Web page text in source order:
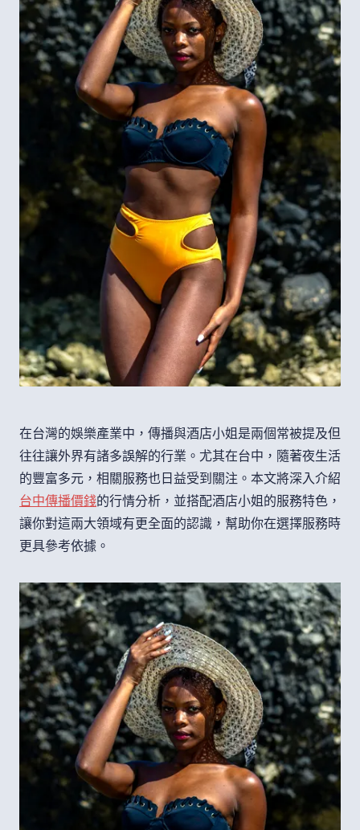
在台灣的娛樂產業中，傳播與酒店小姐是兩個常被提及但
往往讓外界有諸多誤解的行業。尤其在台中，隨著夜生活
的豐富多元，相關服務也日益受到關注。本文將深入介紹
台中傳播價錢的行情分析，並搭配酒店小姐的服務特色，
讓你對這兩大領域有更全面的認識，幫助你在選擇服務時
更具參考依據。